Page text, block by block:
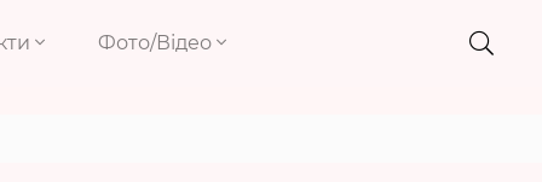
Фото/Відео